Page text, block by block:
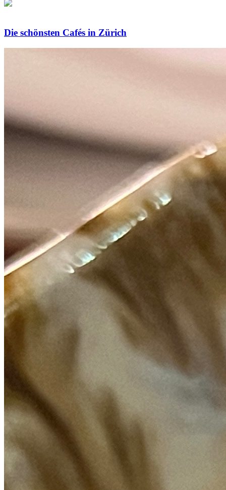
Die schönsten Cafés in Zürich